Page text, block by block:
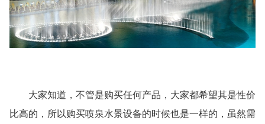
大家知道，不管是购买任何产品，大家都希望其是性价
比高的，所以购买喷泉水景设备的时候也是一样的，虽然需